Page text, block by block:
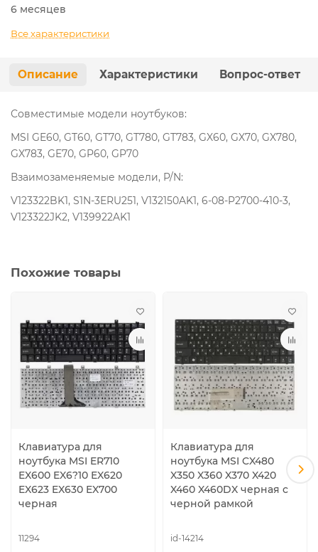
6 месяцев
Все характеристики
Описание Характеристики Вопрос-ответ
Совместимые модели ноутбуков:
MSI GE60, GT60, GT70, GT780, GT783, GX60, GX70, GX780,
GX783, GE70, GP60, GP70
Взаимозаменяемые модели, P/N:
V123322BK1, S1N-3ERU251, V132150AK1, 6-08-P2700-410-3,
V123322JK2, V139922AK1
Похожие товары
Клавиатура для
ноутбука MSI ER710
EX600 EX6?10 EX620
EX623 EX630 EX700
черная
11294
Клавиатура для
ноутбука MSI CX480
X350 X360 X370 X420
X460 X460DX черная с
черной рамкой
id-14214